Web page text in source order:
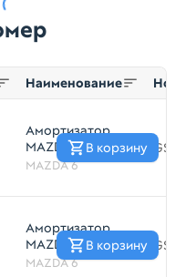
Наименование Номер
Амортизатор
MAZDA MAZDA 6
GH Зад
35023790
MAZDA 6
В корзину
Амортизатор
MAZDA MAZDA 6
GH Зад
MAZDA 6
В корзину